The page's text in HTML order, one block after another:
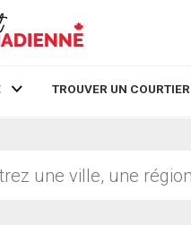
TROUVER UN COURTIER